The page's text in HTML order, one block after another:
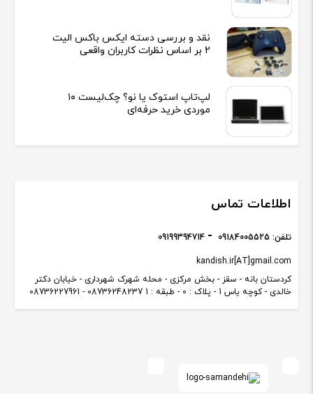
نقد و بررسی دسته ایکس باکس الیت
2 بر اساس نظرات کاربران واقعی
لپ‌تاپ استوک یا نو؟ چک‌لیست ۱۰
موردی خرید حرفه‌ای
اطلاعات تماس
کردستان بانه - سقز - بخش مرکزی - محله شهرک شهرداری - خیابان دکتر
خالدی - کوچه یاس 1 - پلاک : 0 - طبقه : 1 08736248237 - 08736227961
kandish.ir[AT]gmail.com
تلفن: 09184005525
09199394714